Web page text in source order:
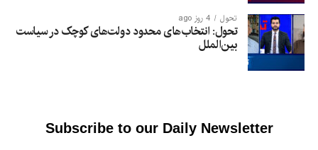
تحول 4 روز ago
تحول: انتخاب‌های محدود دولت‌های کوچک در سیاست
بین‌الملل
Subscribe to our Daily Newsletter